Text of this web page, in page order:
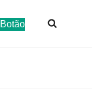
Botão